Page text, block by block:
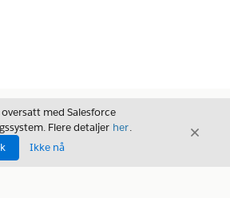
med Salesforce
Flere detaljer her.
Ikke nå
Avslutt